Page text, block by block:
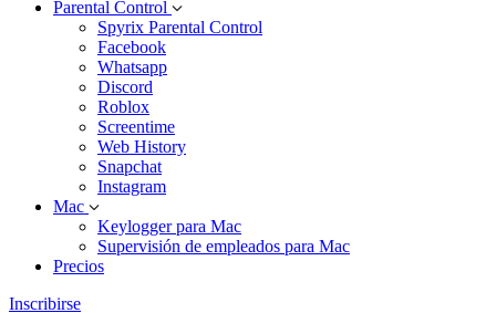
Parental Control
Spyrix Parental Control
Facebook
Whatsapp
Discord
Roblox
Screentime
Web History
Snapchat
Instagram
Mac
Keylogger para Mac
Supervisión de empleados para Mac
Precios
Inscribirse